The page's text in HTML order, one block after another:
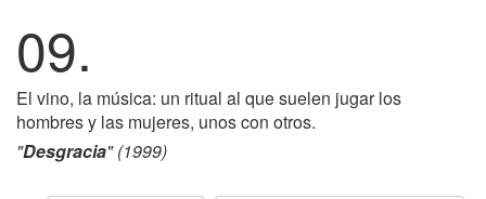
09.
El vino, la música: un ritual al que suelen jugar los
hombres y las mujeres, unos con otros.
"Desgracia" (1999)